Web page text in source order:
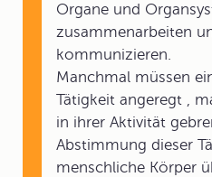
Organe und
zusammenarbeiten
kommunizieren.
Manchmal müssen
Tätigkeit angeregt ,
in ihrer Aktivität
Abstimmung dieser
menschliche Körper